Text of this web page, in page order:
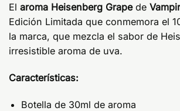
valoración
de un
El aroma Heisenberg Grape de
Edición Limitada que conmemora el
la marca, que mezcla el sabor de
irresistible aroma de uva.
Características:
Botella de 30ml de aroma